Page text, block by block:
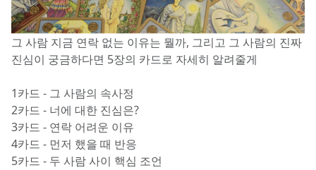
그 사람 지금 연락 없는 이유는 뭘까, 그리고 그 사람의 진짜
진심이 궁금하다면 5장의 카드로 자세히 알려줄게
1카드 - 그 사람의 속사정
2카드 - 너에 대한 진심은?
3카드 - 연락 어려운 이유
4카드 - 먼저 했을 때 반응
5카드 - 두 사람 사이 핵심 조언